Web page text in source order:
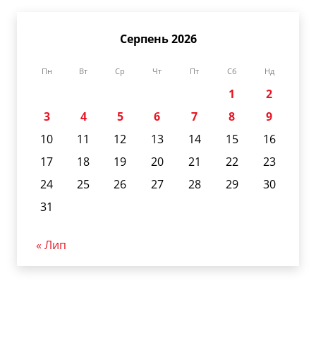
Серпень 2026
Пн Вт Ср Чт Пт Сб Нд
1
2
3
4 5 6 7 8
9
10
11 12 13 14 15
16
17
18 19 20 21 22
23
24
25 26 27 28 29
30
31
« Лип